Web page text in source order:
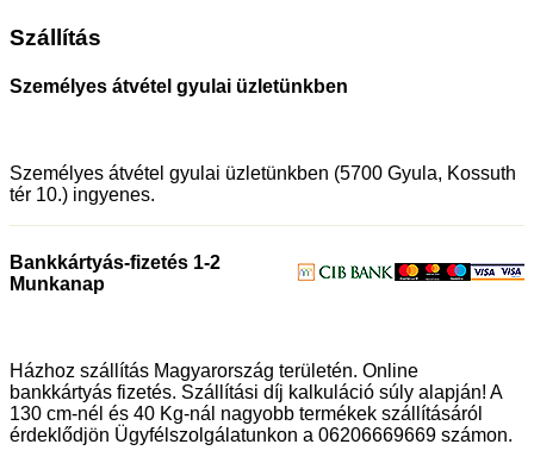
Szállítás
Személyes átvétel gyulai üzletünkben
Személyes átvétel gyulai üzletünkben (5700 Gyula, Kossuth
tér 10.) ingyenes.
Bankkártyás-fizetés 1-2
Munkanap
Házhoz szállítás Magyarország területén. Online
bankkártyás fizetés. Szállítási díj kalkuláció súly alapján! A
130 cm-nél és 40 Kg-nál nagyobb termékek szállításáról
érdeklődjön Ügyfélszolgálatunkon a 06206669669 számon.